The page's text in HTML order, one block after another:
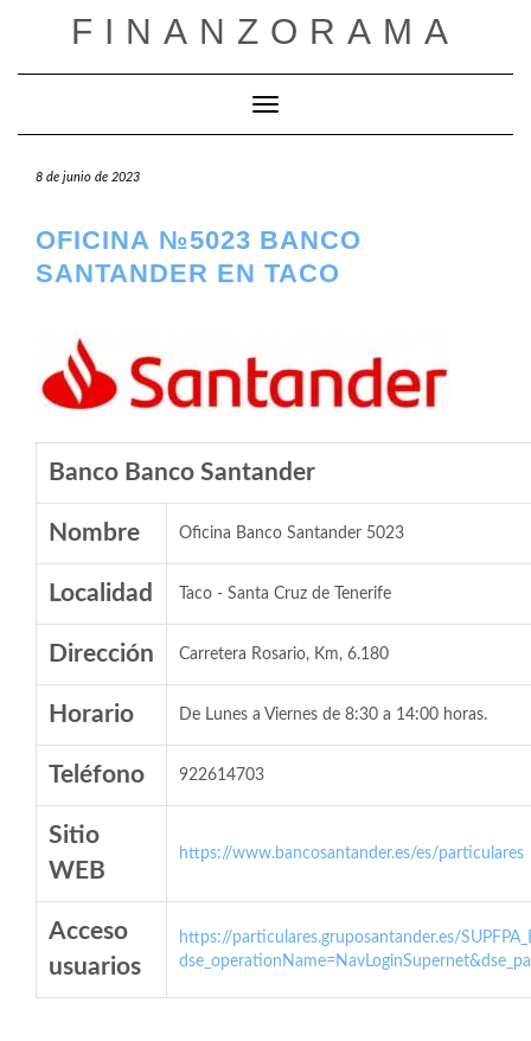
FINANZORAMA
Cambiar modo de navegación
8 de junio de 2023
OFICINA №5023 BANCO
SANTANDER EN TACO
Banco Banco Santander
Nombre Oficina Banco Santander 5023
Localidad Taco - Santa Cruz de Tenerife
Dirección Carretera Rosario, Km, 6.180
Horario De Lunes a Viernes de 8:30 a 14:00 horas.
Teléfono 922614703
Sitio
WEB
https://www.bancosantander.es/es/particulares
Acceso
usuarios
https://particulares.gruposantander.es/